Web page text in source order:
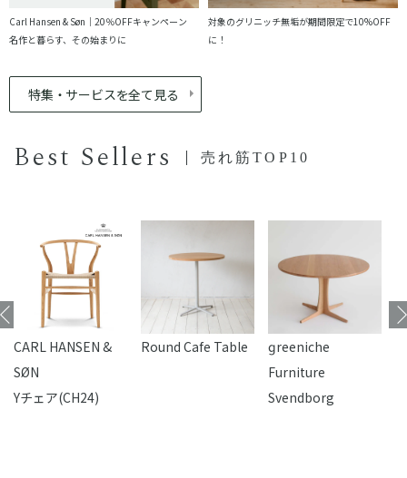
Carl Hansen & Søn｜20％OFFキャンペーン
名作と暮らす、その始まりに
対象のグリニッチ無垢が期間限定で10%OFF
に！
特集・サービスを全て見る
Best Sellers 売れ筋TOP10
CARL HANSEN &
SØN
Yチェア(CH24)
Round Cafe Table
reeniche
Furniture
Svendborg